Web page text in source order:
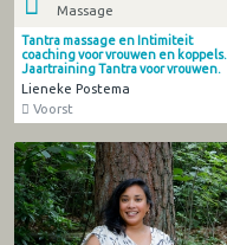
Massage
Tantra massage en Intimiteit
coaching voor vrouwen en koppels.
Jaartraining Tantra voor vrouwen.
Lieneke Postema
Voorst